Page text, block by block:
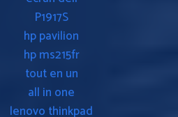
P1917S
hp pavilion
hp ms215fr
tout en un
all in one
lenovo thinkpad